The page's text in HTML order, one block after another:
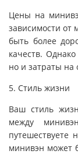
Цены на
зависимости от
быть более
качеств.
но и затраты на
5. Стиль жизни
Ваш стиль
между
путешествуете
минивэн может